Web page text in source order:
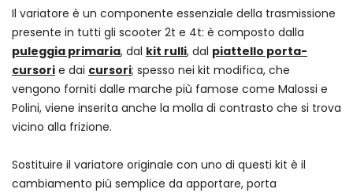
Il variatore è un componente essenziale della trasmissione
presente in tutti gli scooter 2t e 4t: è composto dalla
puleggia primaria, dal kit rulli, dal piattello porta-
cursori e dai cursori; spesso nei kit modifica, che
vengono forniti dalle marche più famose come Malossi e
Polini, viene inserita anche la molla di contrasto che si trova
vicino alla frizione.
Sostituire il variatore originale con uno di questi kit è il
cambiamento più semplice da apportare, porta